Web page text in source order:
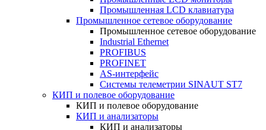
Промышленная LCD клавиатура
Промышленное сетевое оборудование
Промышленное сетевое оборудование
Industrial Ethernet
PROFIBUS
PROFINET
AS-интерфейс
Системы телеметрии SINAUT ST7
КИП и полевое оборудование
КИП и полевое оборудование
КИП и анализаторы
КИП и анализаторы